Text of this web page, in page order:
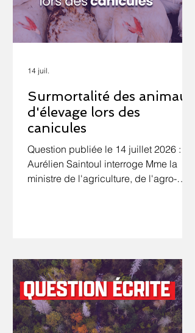
Surmortalité des animaux
d'élevage lors des
canicules
Question publiée le 14 juillet 2026 : M.
Aurélien Saintoul interroge Mme la
ministre de l'agriculture, de l'agro-
climatique. La canicule qui vient de
frapper la France a une nouvelle fois
révélé la vulnérabilité de l'élevage
intensif face aux conséquences du
dérèglement climatique alors que ces
14 juil.